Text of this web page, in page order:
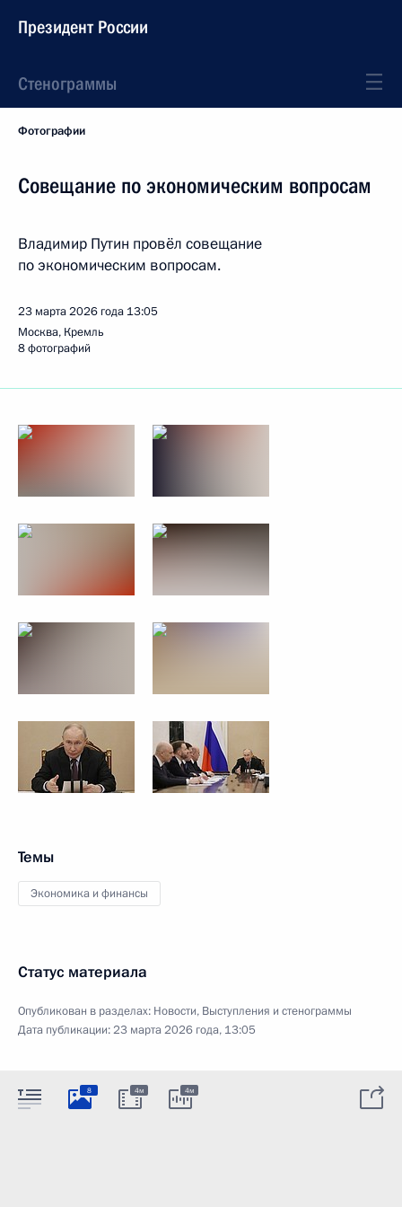
Президент России
Стенограммы
Фотографии
Совещание по экономическим вопросам
Владимир Путин провёл совещание
по экономическим вопросам.
23 марта 2026 года 13:05
Москва, Кремль
8 фотографий
Темы
Экономика и финансы
Статус материала
Опубликован в разделах: Новости, Выступления и стенограммы
Дата публикации:23 марта 2026 года, 13:05
8 4м 4м